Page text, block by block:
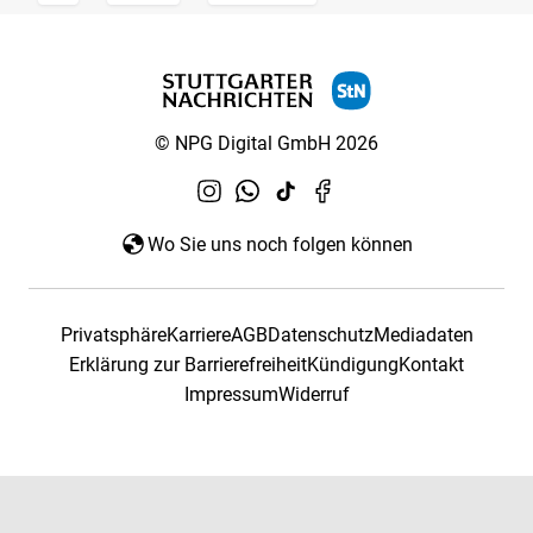
© NPG Digital GmbH 2026
Wo Sie uns noch folgen können
PrivatsphäreKarriereAGBDatenschutzMediadaten
Erklärung zur BarrierefreiheitKündigungKontakt
ImpressumWiderruf